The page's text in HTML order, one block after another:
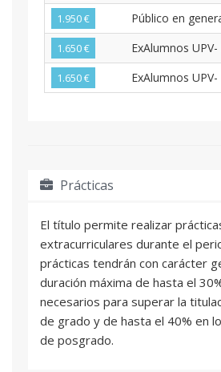
1.950 € Público en
1.650 € ExAlumnos
1.650 € ExAlumnos
Prácticas
El título permite realizar
extracurriculares durante el
prácticas tendrán con carácter
duración máxima de hasta el
necesarios para superar la
de grado y de hasta el 40% en
de posgrado.